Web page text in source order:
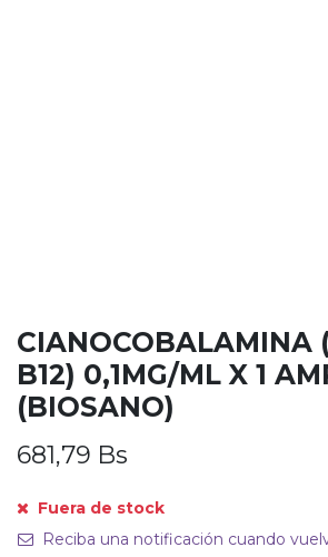
CIANOCOBALAMINA
B12) 0,1MG/ML X 1
(BIOSANO)
681,79 Bs
Fuera de stock
Reciba una notificación cuando